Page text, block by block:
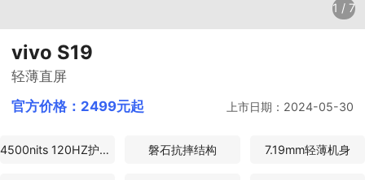
1 / 7
vivo S19
轻薄直屏
官方价格： 2499元起 上市日期：2024-05-30
4500nits 120HZ护眼屏 磐石抗摔结构 7.19mm轻薄机身